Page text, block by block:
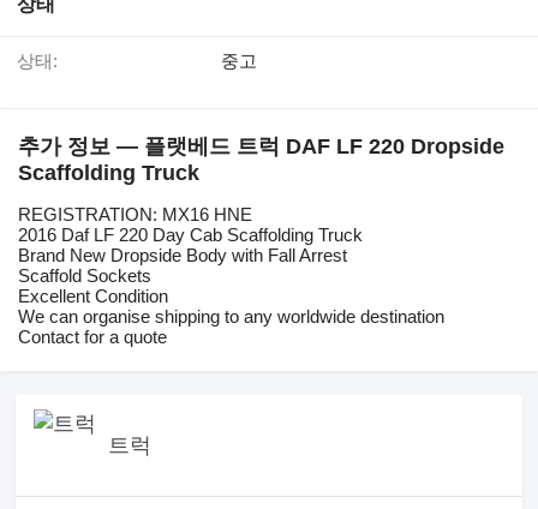
상태
상태: 중고
추가 정보 — 플랫베드 트럭 DAF LF 220 Dropside
Scaffolding Truck
REGISTRATION: MX16 HNE
2016 Daf LF 220 Day Cab Scaffolding Truck
Brand New Dropside Body with Fall Arrest
Scaffold Sockets
Excellent Condition
We can organise shipping to any worldwide destination
Contact for a quote
트럭